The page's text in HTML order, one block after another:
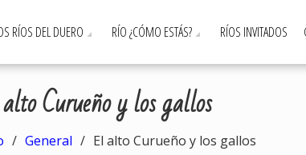
RÍOS DEL DUERO RÍO ¿CÓMO ESTÁS? RÍOS INVITADOS
Curueño y los gallos
General El alto Curueño y los gallos